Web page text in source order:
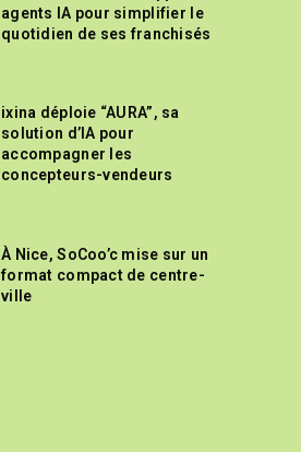
agents IA pour simplifier le
quotidien de ses franchisés
ixina déploie “AURA”, sa
solution d’IA pour
accompagner les
concepteurs-vendeurs
À Nice, SoCoo’c mise sur un
format compact de centre-
ville